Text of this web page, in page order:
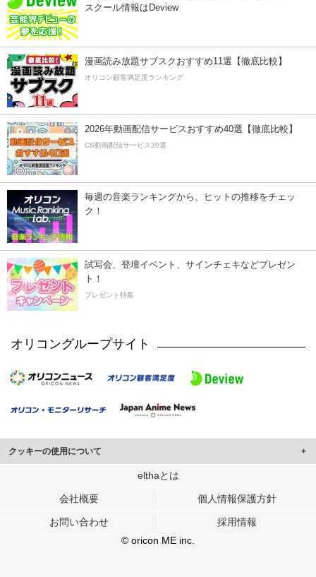
スクール情報はDeview
漫画読み放題サブスクおすすめ11選【徹底比較】
オリコン顧客満足度ランキング
2026年動画配信サービスおすすめ40選【徹底比較】
CS動画配信サービス20選
毎週の音楽ランキングから、ヒットの推移をチェッ
ク！
試写会、登壇イベント、サインチェキなどプレゼン
ト！
プレゼント特集
オリコングループサイト
クッキーの使用について
このサイトでは Cookie を使用して、ユーザーに合わせたコンテンツや広告の
行っています。
メディアや広告配信、データ解析の各パートナーに提供しています。
各パートナーは、この情報とユーザーが各パートナーに提供した他の情報や、
ユーザーが各パートナーのサービスを使用したときに収集した他の情報を組み
elthaとは
会社概要 個人情報保護方針
お問い合わせ
採用情報
© oricon ME inc.